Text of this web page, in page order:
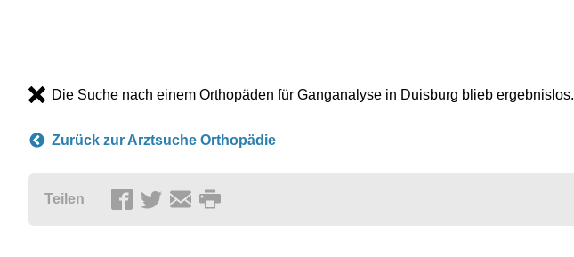
Die Suche nach einem Orthopäden für Ganganalyse in Duisburg blieb ergebnislos.
Zurück zur Arztsuche Orthopädie
Teilen